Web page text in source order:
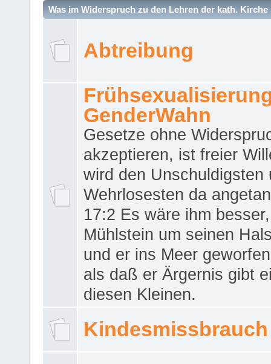
Was im Widerspruch zu den Lehren der kath. Kirche
Abtreibung
GenderWahn
Gesetze ohne
akzeptieren, ist freier
wird den Unschuldigsten
Wehrlosesten da
17:2 Es wäre ihm
Mühlstein um seinen
und er ins Meer
als daß er Ärgernis gibt
diesen Kleinen.
Kindesmissbrauch